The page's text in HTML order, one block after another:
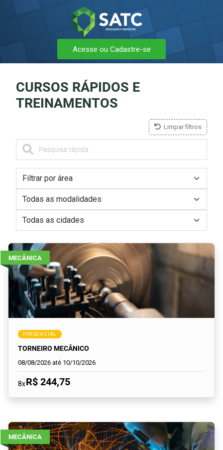
Acesse ou Cadastre-se
CURSOS RÁPIDOS E
TREINAMENTOS
Limpar filtros
MECÂNICA
PRESENCIAL
TORNEIRO MECÂNICO
08/08/2026 até 10/10/2026
8xR$ 244,75
MECÂNICA